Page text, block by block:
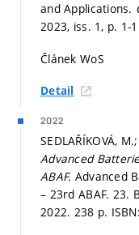
and Applications.
2023, iss. 1, p. 1-
Článek WoS
Detail
2022
SEDLAŘÍKOVÁ,
Advanced
ABAF. Advanced
– 23rd ABAF. 23.
2022. 238 p.